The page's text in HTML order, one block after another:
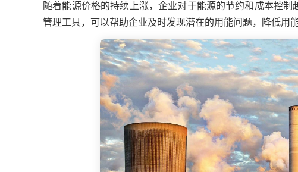
随着能源价格的持续上涨，企业对于能源的节约和成本控
管理工具，可以帮助企业及时发现潜在的用能问题，降低用能